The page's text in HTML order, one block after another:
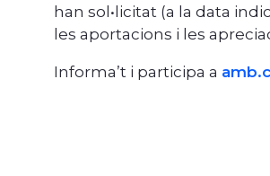
han sol•licitat (a la data
les aportacions i les
Informa’t i participa a